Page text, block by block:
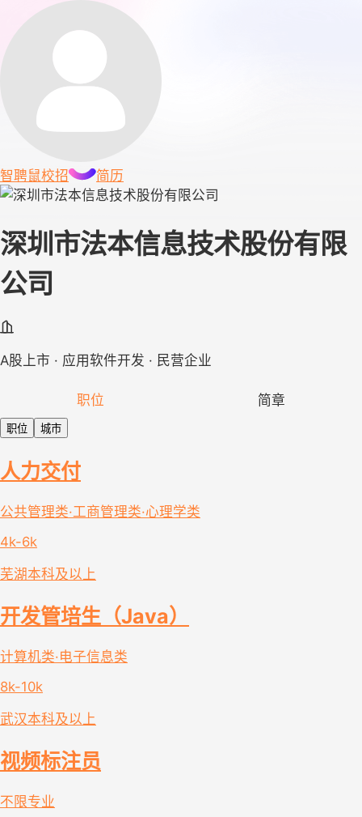
智聘鼠校招 简历
深圳市法本信息技术股份有限
公司
A股上市 · 应用软件开发 · 民营企业
职位 简章
职位 城市
人力交付
公共管理类·工商管理类·心理学类
4k-6k
芜湖本科及以上
开发管培生（Java）
计算机类·电子信息类
8k-10k
武汉本科及以上
视频标注员
不限专业